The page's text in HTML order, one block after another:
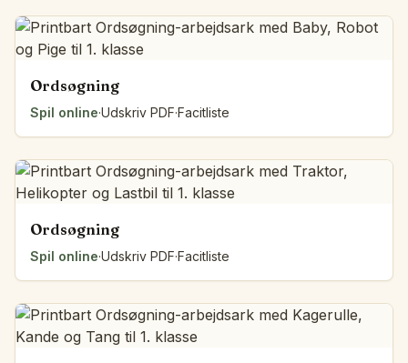
Ordsøgning
Spil online·Udskriv PDF·Facitliste
Ordsøgning
Spil online·Udskriv PDF·Facitliste